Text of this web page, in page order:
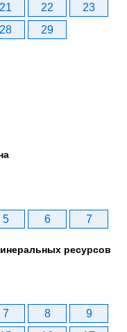
21 22
23
28 29
5 6 7
ресурсов
7 8
9